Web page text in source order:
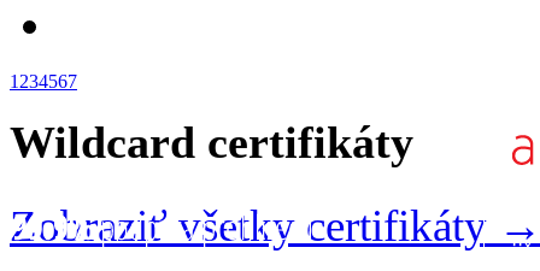
1 234567
Wildcard certifikáty
Zobraziť všetky certifikáty